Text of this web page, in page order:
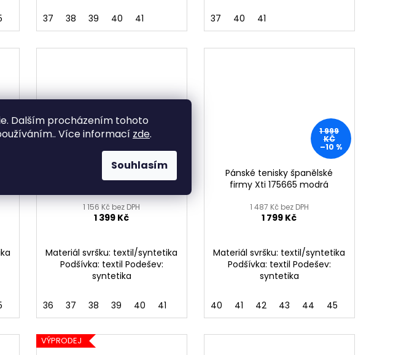
Dalším procházením tohoto
Více informací zde.
Souhlasím
37 38 39 40 41 37 40 41
Dámské tenisky TEDDY SMITH
Xti 120549 černé
1 156 Kč bez DPH
1 399 Kč
Materiál svršku: textil/syntetika
Podšívka: textil Podešev:
syntetika
36 37 38 39 40 41
1 999
KČ
–10 %
Pánské tenisky španělské
firmy Xti 175665 modrá
1 487 Kč bez DPH
1 799 Kč
Materiál svršku: textil/syntetika
Podšívka: textil Podešev:
syntetika
40 41 42 43 44 45
VÝPRODEJ